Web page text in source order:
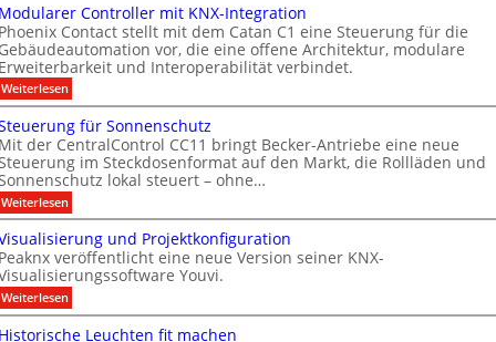
e
c
h
n
o
l
o
g
i
e
s
n
u
n
g
m
i
t
A
n
s
a
u
g
r
a
u
e
s
A
u
s
b
i
l
d
u
n
g
s
z
n
c
h
e
n
2
2
6
g
e
h
t
e
r
f
o
l
g
r
e
a
s
t
s
e
n
s
o
r
m
i
t
D
i
s
p
l
a
y
g
e
-
A
I
f
r
G
e
b
ä
u
d
e
:
D
a
t
e
n
Controller mit KNX-Integration
Contact stellt mit dem Catan C1 eine Steuerung für die
vor, die eine offene Architektur, modulare
und Interoperabilität verbindet.
Weiterlesen:
M
d
u
l
a
r
e
C
o
n
t
r
o
l
für Sonnenschutz
der CentralControl CC11 bringt Becker-Antriebe eine neue
im Steckdosenformat auf den Markt, die Rollläden und
lokal steuert – ohne…
Weiterlesen:
S
e
u
e
u
und Projektkonfiguration
veröffentlicht eine neue Version seiner KNX-
Youvi.
Weiterlesen:
V
Leuchten fit machen